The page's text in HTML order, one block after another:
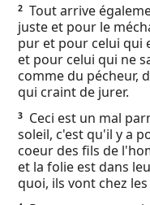
Copyright
Download
L.O.A
Ebook
2 Tout arrive
juste et pour le
pur et pour celui qui
et pour celui qui ne
comme du pécheur,
qui craint de jurer.
3
Ceci est un mal
soleil, c'est qu'il y a
coeur des fils de
et la folie est dans
quoi, ils vont chez